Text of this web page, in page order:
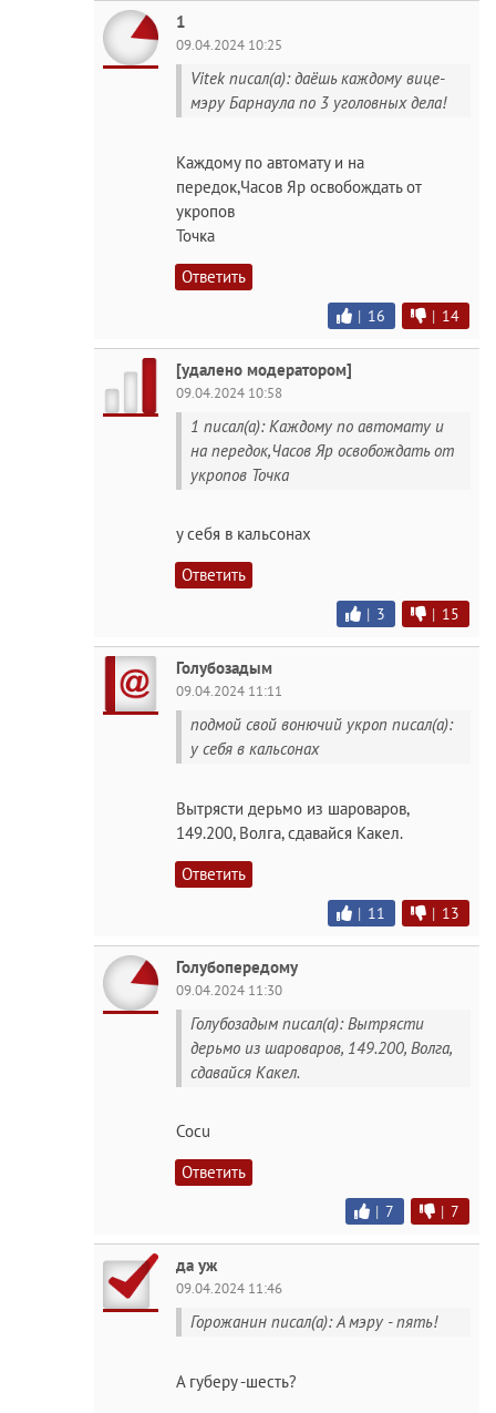
1
09.04.2024 10:25
Vitek писал(а): даёшь каждому вице-
мэру Барнаула по 3 уголовных дела!
Каждому по автомату и на
передок,Часов Яр освобождать от
укропов
Точка
Ответить
| 16 | 14
[удалено модератором]
09.04.2024 10:58
1 писал(а): Каждому по автомату и
на передок,Часов Яр освобождать от
укропов Точка
у себя в кальсонах
Ответить
| 3 | 15
Голубозадым
09.04.2024 11:11
подмой свой вонючий укроп писал(а):
у себя в кальсонах
Вытрясти дерьмо из шароваров,
149.200, Волга, сдавайся Какел.
Ответить
| 11 | 13
Голубопередому
09.04.2024 11:30
Голубозадым писал(а): Вытрясти
дерьмо из шароваров, 149.200, Волга,
сдавайся Какел.
Cocu
Ответить
| 7 | 7
да уж
09.04.2024 11:46
Горожанин писал(а): А мэру - пять!
А губеру -шесть?